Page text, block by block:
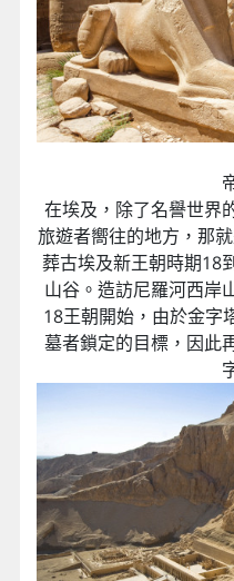
在埃及，除了名譽世界
旅遊者嚮往的地方，那
葬古埃及新王朝時期18
山谷。造訪尼羅河西岸
18王朝開始，由於金字
墓者鎖定的目標，因此